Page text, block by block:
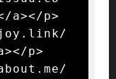
a></p>
joy.link/
p>